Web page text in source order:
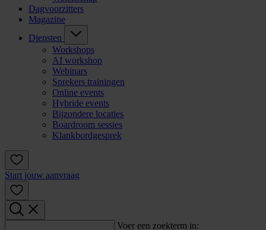
Dagvoorzitters
Magazine
Diensten
Workshops
AI workshop
Webinars
Sprekers trainingen
Online events
Hybride events
Bijzondere locaties
Boardroom sessies
Klankbordgesprek
Start jouw aanvraag
Voer een zoekterm in: